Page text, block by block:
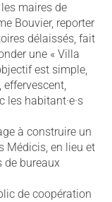
maires de
Bouvier, reporter
délaissés, fait
une « Villa
est simple,
effervescent,
les habitant·e·s
à construire un
Médicis, en lieu et
de bureaux
de coopération